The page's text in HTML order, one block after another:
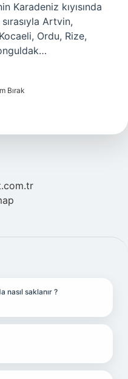
Karadeniz kıyısında
Artvin,
Ordu, Rize,
Bırak
nasıl saklanır ?